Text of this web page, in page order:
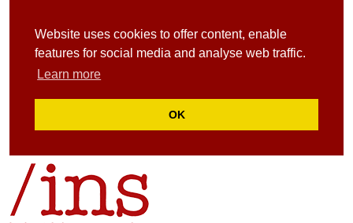
Website uses cookies to offer content, enable
features for social media and analyse web traffic.
Learn more
OK